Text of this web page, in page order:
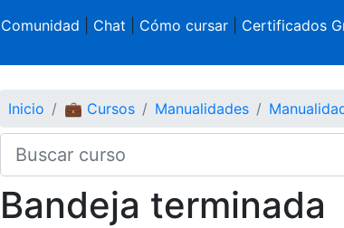
Comunidad Chat Cómo cursar| Certificados
Inicio 💼 Cursos Manualidades
Bandeja terminada